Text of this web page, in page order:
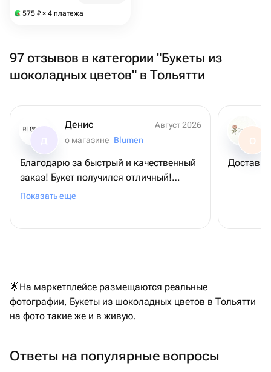
575 ₽ × 4 платежа
97 отзывов в категории "Букеты из
шоколадных цветов" в Тольятти
Денис
Август 2026
о магазине Blumen
Благодарю за быстрый и качественный
заказ! Букет получился отличный!
Именинница в восторге! 😎
Показать еще
О
🌟На маркетплейсе размещаются реальные
фотографии, Букеты из шоколадных цветов в Тольятти
на фото такие же и в живую.
Ответы на популярные вопросы